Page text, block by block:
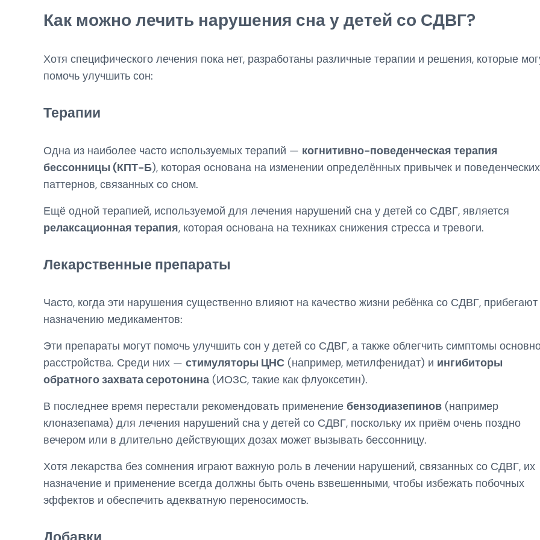
Как можно лечить нарушения сна у детей со СДВГ?
Хотя специфического лечения пока нет, разработаны различные терапии и решения, которые
помочь улучшить сон:
Терапии
Одна из наиболее часто используемых терапий — когнитивно-поведенческая терапия
бессонницы (КПТ-Б), которая основана на изменении определённых привычек и поведенческих
паттернов, связанных со сном.
Ещё одной терапией, используемой для лечения нарушений сна у детей со СДВГ, является
релаксационная терапия, которая основана на техниках снижения стресса и тревоги.
Лекарственные препараты
Часто, когда эти нарушения существенно влияют на качество жизни ребёнка со СДВГ, прибегают
назначению медикаментов:
Эти препараты могут помочь улучшить сон у детей со СДВГ, а также облегчить симптомы
расстройства. Среди них — стимуляторы ЦНС (например, метилфенидат) и ингибиторы
обратного захвата серотонина (ИОЗС, такие как флуоксетин).
В последнее время перестали рекомендовать применение бензодиазепинов (например
клоназепама) для лечения нарушений сна у детей со СДВГ, поскольку их приём очень поздно
вечером или в длительно действующих дозах может вызывать бессонницу.
Хотя лекарства без сомнения играют важную роль в лечении нарушений, связанных со СДВГ, их
назначение и применение всегда должны быть очень взвешенными, чтобы избежать побочных
эффектов и обеспечить адекватную переносимость.